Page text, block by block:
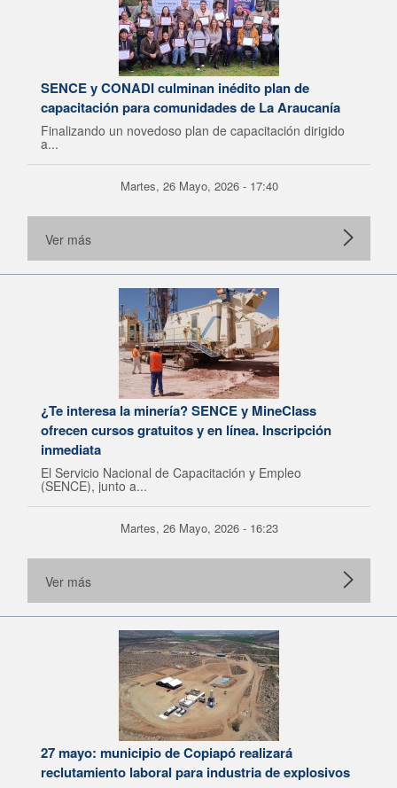
SENCE y CONADI culminan inédito plan de
capacitación para comunidades de La Araucanía
Finalizando un novedoso plan de capacitación dirigido
a...
Martes, 26 Mayo, 2026 - 17:40
Ver más
¿Te interesa la minería? SENCE y MineClass
ofrecen cursos gratuitos y en línea. Inscripción
inmediata
El Servicio Nacional de Capacitación y Empleo
(SENCE), junto a...
Martes, 26 Mayo, 2026 - 16:23
Ver más
27 mayo: municipio de Copiapó realizará
reclutamiento laboral para industria de explosivos